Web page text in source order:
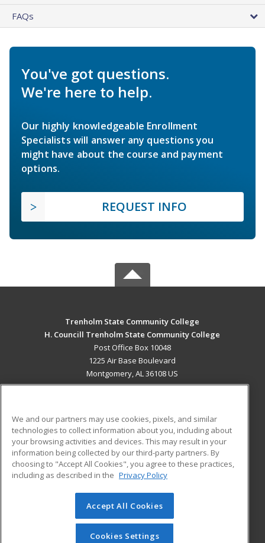
FAQs
You've got questions.
We're here to help.
Our highly knowledgeable Enrollment
Specialists will answer any questions you
might have about the course and payment
options.
REQUEST INFO
Trenholm State Community College
H. Councill Trenholm State Community College
Post Office Box 10048
1225 Air Base Boulevard
Montgomery, AL 36108 US
ADDITIONAL RESOURCES
Military
Financial Assistance
Help
Student Blog
© 2026 ed2go, a division of Cengage Learning. All rights
reserved. The material on this site cannot be reproduced or
redistributed unless you have obtained prior written
We and our partners may use cookies, pixels, and similar
technologies to collect information about you, including about
your browsing activities and devices. This may result in your
information being collected by our third-party partners. By
choosing to "Accept All Cookies", you agree to these practices,
including as described in the Privacy Policy
Accept All Cookies
Cookies Settings